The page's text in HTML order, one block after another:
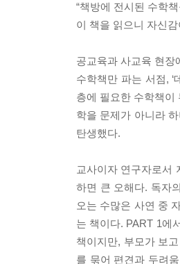
“책방에 전시된 수학
이 책을 읽으니 자신감
공교육과 사교육 현
수학책만 파는 서점,
층에 필요한 수학책이
학을 문제가 아니라
탄생했다.
교사이자 연구자로서
하면 큰 오해다. 독자
오는 수많은 사연 중
는 책이다. PART 1에
책이지만, 부모가 보
를 묶어 편견과 두려